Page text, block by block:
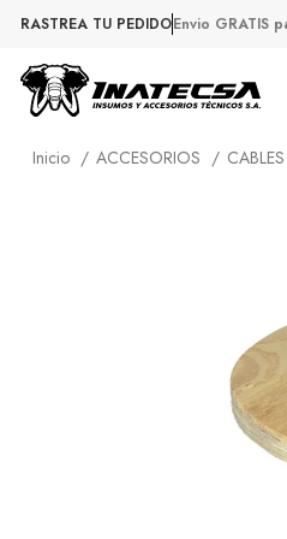
RASTREA TU PEDIDOEnvio GRATIS
Inicio ACCESORIOS CABLES